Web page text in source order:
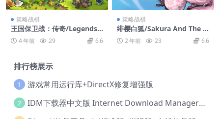
策略战棋
王国保卫战：传奇/Legends
of Kingdom Rush
4 年前 29 6.6
策略战棋
绯樱白狐/Sakura And The A
iryvixen
2 年前 23 6.6
排行榜展示
1 游戏常用运行库+DirectX修复增强版
2 IDM下载器中文版 Internet Download Manager v6.42.36 IDM